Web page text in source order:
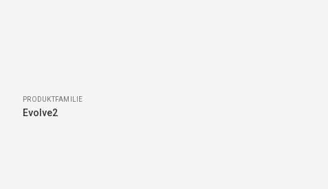
PRODUKTFAMILIE
Evolve2